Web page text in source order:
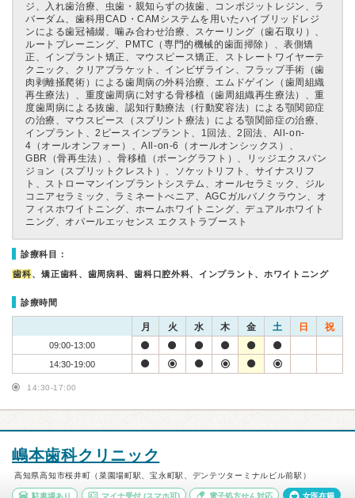
ジ、入れ歯治療、虫歯・親知らずの抜歯、コンポジットレジン、ラ
バーダム、歯科用CAD・CAMシステムを用いたハイブリッドレジ
ンによる歯冠補綴、噛み合わせ治療、スケーリング（歯石取り）、
ルートプレーニング、PMTC（専門的機械的歯面掃除）、表側矯
正、インプラント矯正、マウスピース矯正、ストレートワイヤーテ
クニック、クリアブラケット、インビザライン、フラップ手術（歯
肉剥離掻爬術）による歯周病の外科治療、エムドゲイン（歯周組織
再生療法）、重度歯周病に対する骨移植（歯周組織再生療法）、重
度歯周病による抜歯、認知行動療法（行動変容法）による顎関節症
の治療、マウスピース（スプリント療法）による顎関節症の治療、
インプラント、2ピースインプラント、1回法、2回法、All-on-
4（オールオンフォー）、All-on-6（オールオンシックス）、
GBR（骨再生法）、骨移植（ボーングラフト）、リッジエクスパン
ジョン（スプリットクレスト）、ソケットリフト、サイナスリフ
ト、ストローマンインプラントシステム、オールセラミック、ジル
コニアセラミック、ラミネートべニア、AGCガルバノクラウン、オ
フィスホワイトニング、ホームホワイトニング、デュアルホワイト
ニング、オパールエッセンス エクストラブースト
診療科目：
歯科、矯正歯科、歯周病科、歯科口腔外科、インプラント、ホワイトニング
診療時間
月 火 水 木 金 土 日 祝
09:00-13:00
14:30-19:00
14:30-17:00
嶋本歯科クリニック
高知県高知市桜井町（菜園場町駅、宝永町駅、デンテツターミナルビル前駅）
駐車場あり マイナ受付(スマホ可) 電子処方せん対応 女医在籍